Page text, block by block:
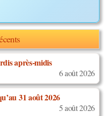
après-midis
6 août 2026
31 août 2026
5 août 2026